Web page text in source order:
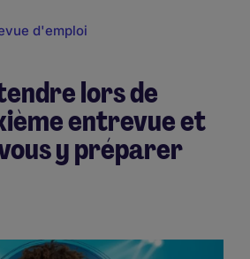
d'emploi
lors de
entrevue et
y préparer